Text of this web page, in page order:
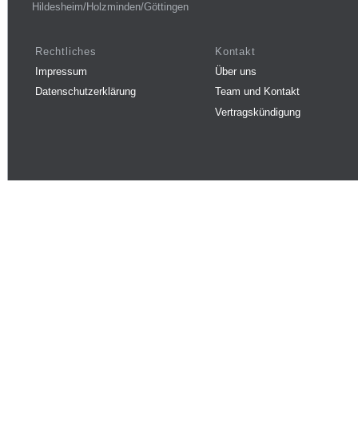
Hildesheim/Holzminden/Göttingen
Rechtliches
Impressum
Datenschutzerklärung
Kontakt
Über uns
Team und Kontakt
Vertragskündigung